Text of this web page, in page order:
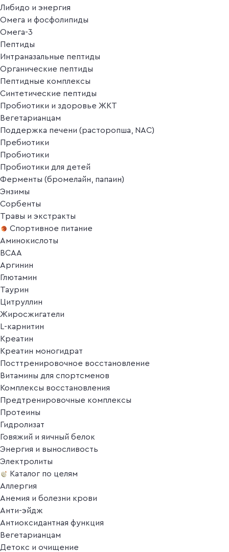
Либидо и энергия
Омега и фосфолипиды
Омега-3
Пептиды
Интраназальные пептиды
Органические пептиды
Пептидные комплексы
Синтетические пептиды
Пробиотики и здоровье ЖКТ
Вегетарианцам
Поддержка печени (расторопша, NAC)
Пребиотики
Пробиотики
Пробиотики для детей
Ферменты (бромелайн, папаин)
Энзимы
Сорбенты
Травы и экстракты
Спортивное питание
Аминокислоты
BCAA
Аргинин
Глютамин
Таурин
Цитруллин
Жиросжигатели
L-карнитин
Креатин
Креатин моногидрат
Посттренировочное восстановление
Витамины для спортсменов
Комплексы восстановления
Предтренировочные комплексы
Протеины
Гидролизат
Говяжий и яичный белок
Энергия и выносливость
Электролиты
Каталог по целям
Аллергия
Анемия и болезни крови
Анти-эйдж
Антиоксидантная функция
Вегетарианцам
Детокс и очищение